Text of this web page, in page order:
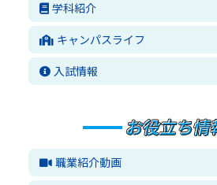
学科紹介
キャンパスライフ
入試情報
職業紹介動画